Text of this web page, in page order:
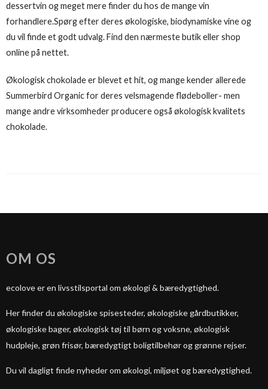
dessertvin og meget mere finder du hos de mange vin
forhandlere.Spørg efter deres økologiske, biodynamiske vine og
du vil finde et godt udvalg. Find den nærmeste butik eller shop
online på nettet.
Økologisk chokolade er blevet et hit, og mange kender allerede
Summerbird Organic for deres velsmagende flødeboller- men
mange andre virksomheder producere også økologisk kvalitets
chokolade.
OM OS
ecolove er en livsstilsportal om økologi & bæredygtighed.
Her finder du økologiske spisesteder, økologiske gårdbutikker,
økologiske bager, økologisk tøj til børn og voksne, økologisk
hudpleje, grøn frisør, bæredygtigt boligtilbehør og grønne rejser.
Du vil dagligt finde nyheder om økologi, miljøet og bæredygtighed.